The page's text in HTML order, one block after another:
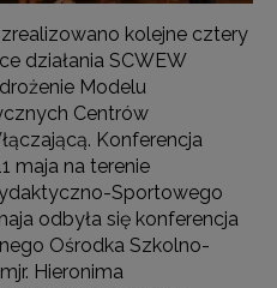
kolejne cztery
działania SCWEW
Modelu
Centrów
Konferencja
maja na terenie
Sportowego
odbyła się konferencja
Ośrodka Szkolno-
Hieronima